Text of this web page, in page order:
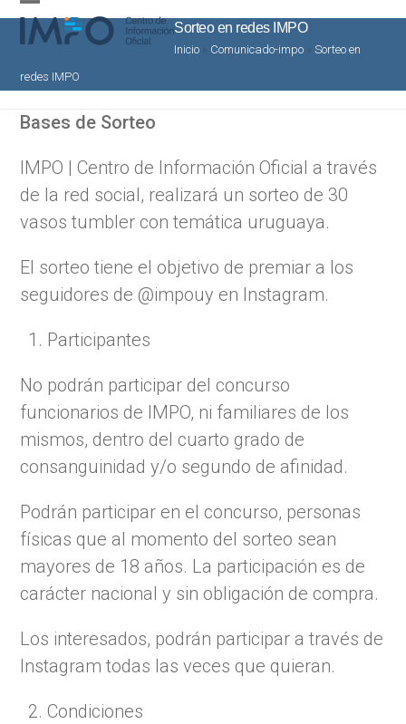
Skip
content
Open
mobile
menu
Close
mobile
menu
Sorteo en redes IMPO
Inicio » Comunicado-impo »Sorteo en
redes IMPO
Bases de Sorteo
IMPO | Centro de Información Oficial a través
de la red social, realizará un sorteo de 30
vasos tumbler con temática uruguaya.
El sorteo tiene el objetivo de premiar a los
seguidores de @impouy en Instagram.
Participantes
No podrán participar del concurso
funcionarios de IMPO, ni familiares de los
mismos, dentro del cuarto grado de
consanguinidad y/o segundo de afinidad.
Podrán participar en el concurso, personas
físicas que al momento del sorteo sean
mayores de 18 años. La participación es de
carácter nacional y sin obligación de compra.
Los interesados, podrán participar a través de
Instagram todas las veces que quieran.
Condiciones